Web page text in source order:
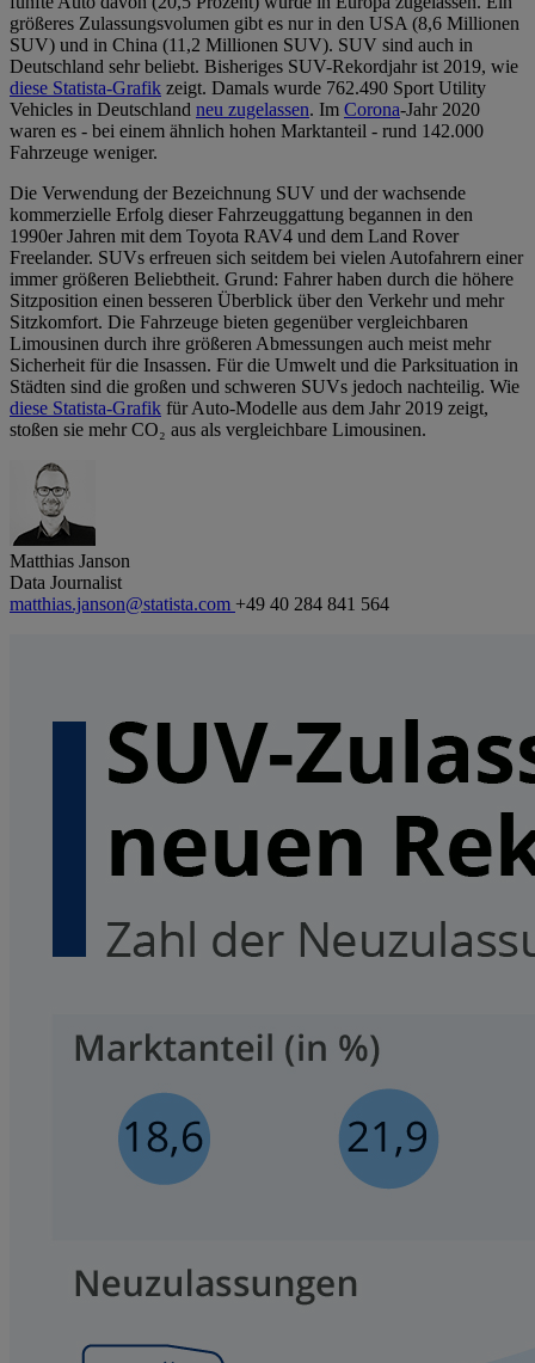
größeres Zulassungsvolumen gibt es nur in den USA (8,6 Millionen
SUV) und in China (11,2 Millionen SUV). SUV sind auch in
Deutschland sehr beliebt. Bisheriges SUV-Rekordjahr ist 2019, wie
diese Statista-Grafik zeigt. Damals wurde 762.490 Sport Utility
Vehicles in Deutschland neu zugelassen. Im Corona-Jahr 2020
waren es - bei einem ähnlich hohen Marktanteil - rund 142.000
Fahrzeuge weniger.
Die Verwendung der Bezeichnung SUV und der wachsende
kommerzielle Erfolg dieser Fahrzeuggattung begannen in den
1990er Jahren mit dem Toyota RAV4 und dem Land Rover
Freelander. SUVs erfreuen sich seitdem bei vielen Autofahrern einer
immer größeren Beliebtheit. Grund: Fahrer haben durch die höhere
Sitzposition einen besseren Überblick über den Verkehr und mehr
Sitzkomfort. Die Fahrzeuge bieten gegenüber vergleichbaren
Limousinen durch ihre größeren Abmessungen auch meist mehr
Sicherheit für die Insassen. Für die Umwelt und die Parksituation in
Städten sind die großen und schweren SUVs jedoch nachteilig. Wie
diese Statista-Grafik für Auto-Modelle aus dem Jahr 2019 zeigt,
stoßen sie mehr CO₂ aus als vergleichbare Limousinen.
Matthias Janson
Data Journalist
matthias.janson@statista.com +49 40 284 841 564